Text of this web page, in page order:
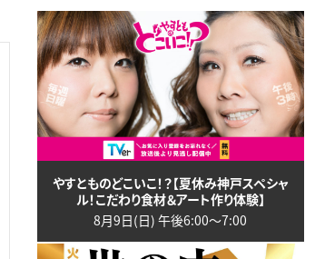
やすとものどこいこ！？【夏休み神戸スペシャ
ル！こだわり食材＆アート作り体験】
8月9日(日) 午後6:00〜7:00